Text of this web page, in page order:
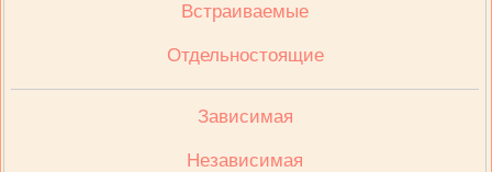
Встраиваемые
Отдельностоящие
Зависимая
Независимая